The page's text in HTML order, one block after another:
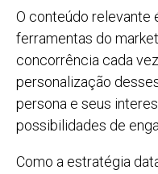
O conteúdo relevante
ferramentas do
concorrência cada
personalização
persona e seus
possibilidades de
Como a estratégia